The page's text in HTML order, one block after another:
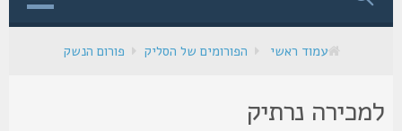
עמוד ראשי הפורומים של הסליק פורום הנשק
נרתיק